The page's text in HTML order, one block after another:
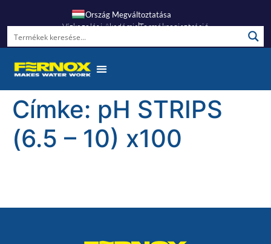
Ország Megváltoztatása
Vízkezelési AkadémiaTermékregisztráció
Címke: pH STRIPS
(6.5 – 10) x100